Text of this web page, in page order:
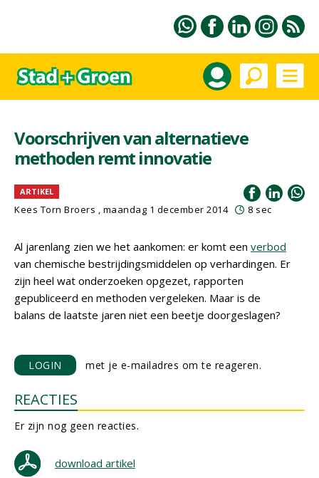
Voorschrijven van alternatieve
methoden remt innovatie
ARTIKEL
Kees Torn Broers , maandag 1 december 2014 8 sec
Al jarenlang zien we het aankomen: er komt een verbod
van chemische bestrijdingsmiddelen op verhardingen. Er
zijn heel wat onderzoeken opgezet, rapporten
gepubliceerd en methoden vergeleken. Maar is de
balans de laatste jaren niet een beetje doorgeslagen?
LOGIN met je e-mailadres om te reageren.
REACTIES
Er zijn nog geen reacties.
download artikel